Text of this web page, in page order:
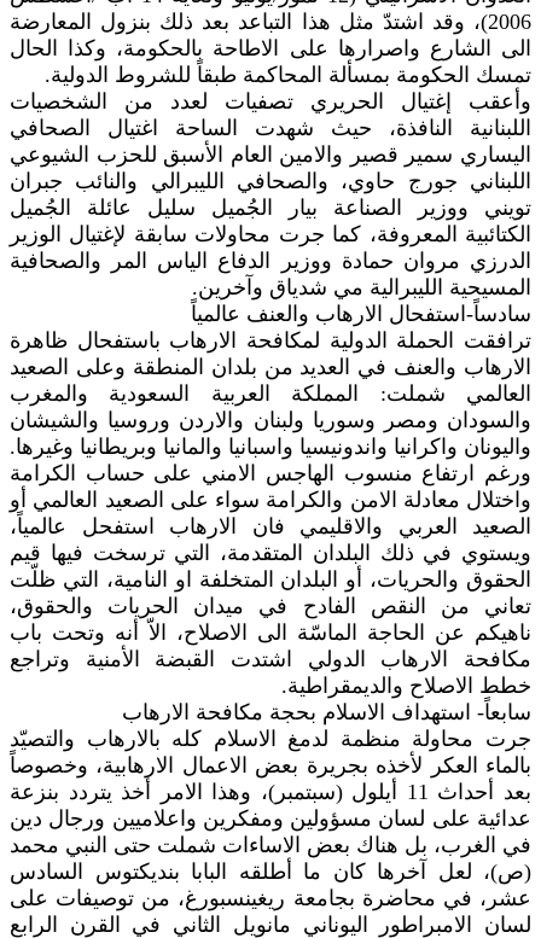
2006)، وقد اشتدّ مثل هذا التباعد بعد ذلك بنزول المعارضة
الى الشارع واصرارها على الاطاحة بالحكومة، وكذا الحال
تمسك الحكومة بمسألة المحاكمة طبقاً للشروط الدولية.
وأعقب إغتيال الحريري تصفيات لعدد من الشخصيات
اللبنانية النافذة، حيث شهدت الساحة اغتيال الصحافي
اليساري سمير قصير والامين العام الأسبق للحزب الشيوعي
اللبناني جورج حاوي، والصحافي الليبرالي والنائب جبران
تويني ووزير الصناعة بيار الجُميل سليل عائلة الجُميل
الكتائبية المعروفة، كما جرت محاولات سابقة لإغتيال الوزير
الدرزي مروان حمادة ووزير الدفاع الياس المر والصحافية
المسيحية الليبرالية مي شدياق وآخرين.
سادساً-استفحال الارهاب والعنف عالمياً
ترافقت الحملة الدولية لمكافحة الارهاب باستفحال ظاهرة
الارهاب والعنف في العديد من بلدان المنطقة وعلى الصعيد
العالمي شملت: المملكة العربية السعودية والمغرب
والسودان ومصر وسوريا ولبنان والاردن وروسيا والشيشان
واليونان واكرانيا واندونيسيا واسبانيا والمانيا وبريطانيا وغيرها.
ورغم ارتفاع منسوب الهاجس الامني على حساب الكرامة
واختلال معادلة الامن والكرامة سواء على الصعيد العالمي أو
الصعيد العربي والاقليمي فان الارهاب استفحل عالمياً،
ويستوي في ذلك البلدان المتقدمة، التي ترسخت فيها قيم
الحقوق والحريات، أو البلدان المتخلفة او النامية، التي ظلّت
تعاني من النقص الفادح في ميدان الحريات والحقوق،
ناهيكم عن الحاجة الماسّة الى الاصلاح، الاّ أنه وتحت باب
مكافحة الارهاب الدولي اشتدت القبضة الأمنية وتراجع
خطط الاصلاح والديمقراطية.
سابعاً- استهداف الاسلام بحجة مكافحة الارهاب
جرت محاولة منظمة لدمغ الاسلام كله بالارهاب والتصيّد
بالماء العكر لأخذه بجريرة بعض الاعمال الارهابية، وخصوصاً
بعد أحداث 11 أيلول (سبتمبر)، وهذا الامر أخذ يتردد بنزعة
عدائية على لسان مسؤولين ومفكرين واعلاميين ورجال دين
في الغرب، بل هناك بعض الاساءات شملت حتى النبي محمد
(ص)، لعل آخرها كان ما أطلقه البابا بنديكتوس السادس
عشر، في محاضرة بجامعة ريغينسبورغ، من توصيفات على
لسان الامبراطور اليوناني مانويل الثاني في القرن الرابع